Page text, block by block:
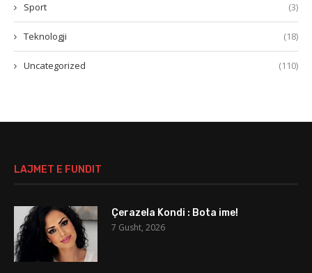
Sport (3)
Teknologji (18)
Uncategorized (110)
LAJMET E FUNDIT
Çerazela Kondi : Bota ime!
7 Gusht, 2026